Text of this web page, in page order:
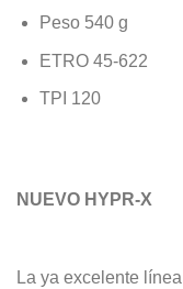
Peso 540 g
ETRO 45-622
TPI 120
NUEVO HYPR-X
La ya excelente